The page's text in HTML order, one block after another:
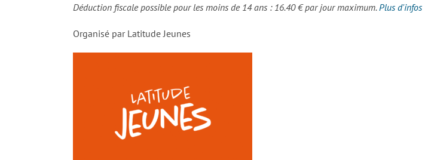
Déduction fiscale possible pour les moins de 14 ans : 16.40 € par jour maximum. Plus d'infos
Organisé par Latitude Jeunes